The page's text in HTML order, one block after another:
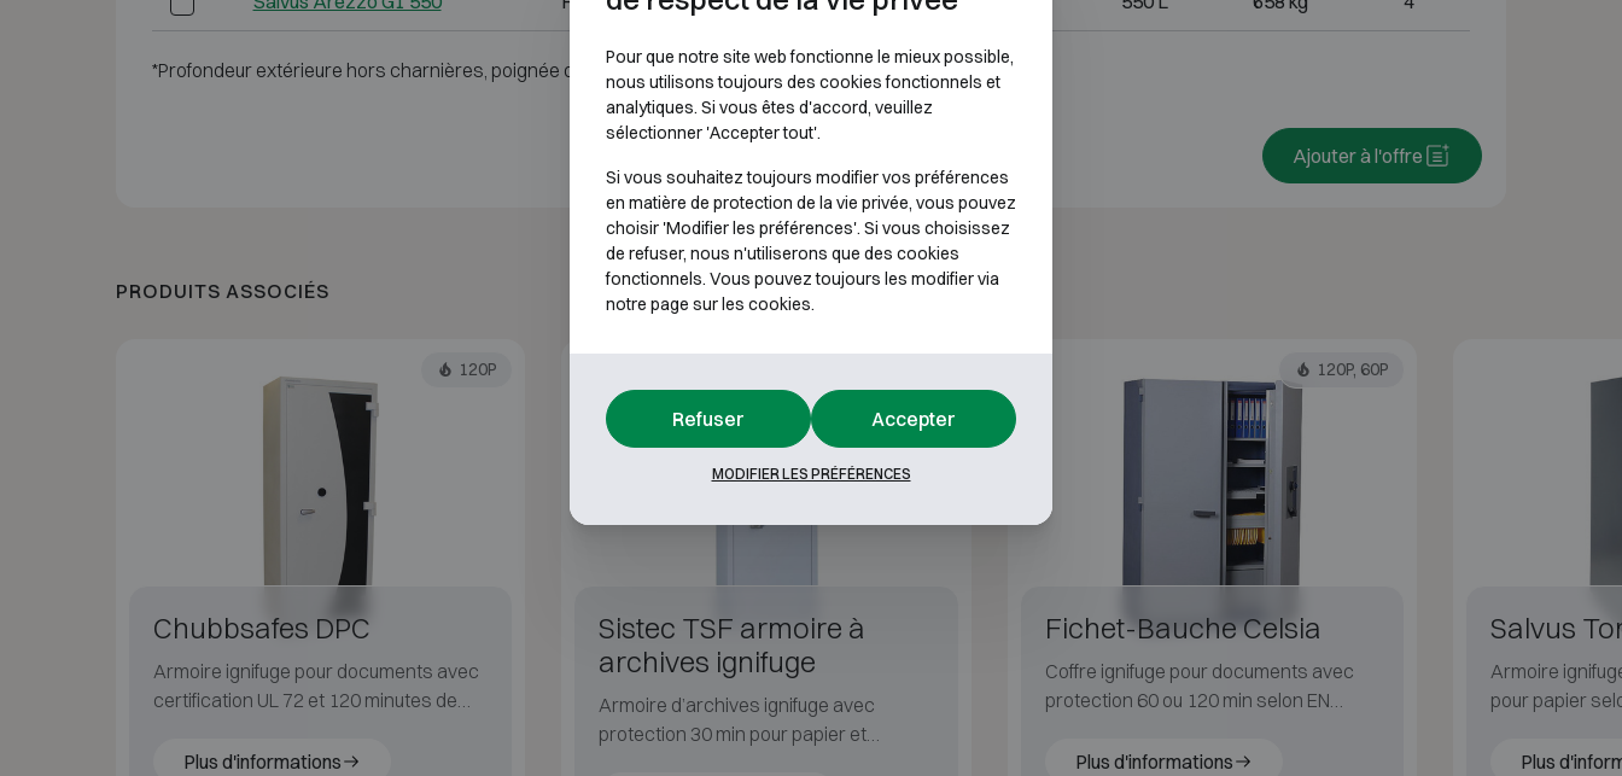
*Profondeur extérieure hors charnières, poignée ou serrure.
Ajouter à l'offre
PRODUITS ASSOCIÉS
120P
Chubbsafes DPC
Armoire ignifuge pour documents avec
certification UL 72 et 120 minutes de
Plus d'informations
Sistec TSF armoire à
archives ignifuge
Armoire d’archives ignifuge avec
protection 30 min pour papier et
120P, 60P
Fichet-Bauche Celsia
Coffre ignifuge pour documents avec
protection 60 ou 120 min selon EN
Plus d'informations
Salvus
Armoire
pour papier
Plus
Pour que notre site web fonctionne le mieux possible,
nous utilisons toujours des cookies fonctionnels et
analytiques. Si vous êtes d'accord, veuillez
sélectionner 'Accepter tout'.
Si vous souhaitez toujours modifier vos préférences
en matière de protection de la vie privée, vous pouvez
choisir 'Modifier les préférences'. Si vous choisissez
de refuser, nous n'utiliserons que des cookies
fonctionnels. Vous pouvez toujours les modifier via
notre page sur les cookies.
Refuser Accepter
MODIFIER LES PRÉFÉRENCES